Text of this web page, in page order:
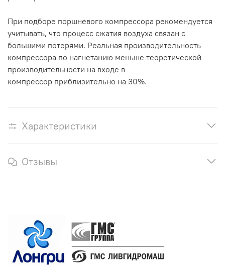
При подборе поршневого компрессора рекомендуется
учитывать, что процесс сжатия воздуха связан с
большими потерями. Реальная производительность
компрессора по нагнетанию меньше теоретической
производительности на входе в
компрессор приблизительно на 30%.
Характеристики
Отзывы